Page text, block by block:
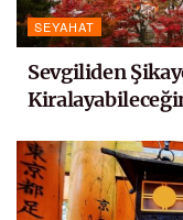
SEYAHAT
Sevgiliden